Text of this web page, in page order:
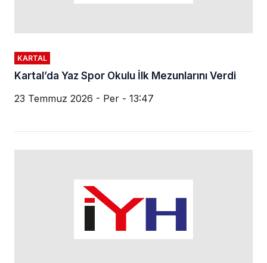
KARTAL
Kartal’da Yaz Spor Okulu İlk Mezunlarını Verdi
23 Temmuz 2026 - Per - 13:47